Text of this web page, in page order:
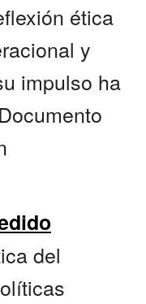
ética
y
impulso ha
del